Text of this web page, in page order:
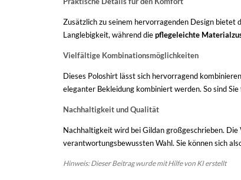
Zusätzlich zu seinem hervorragenden Design
Langlebigkeit, während diepflegeleichte
Vielfältige Kombinationsmöglichkeiten
Dieses Poloshirt lässt sich hervorragend
eleganter Bekleidung kombiniert werden. So sind
Nachhaltigkeit und Qualität
Nachhaltigkeit wird bei Gildan großgeschrieben.
verantwortungsbewussten Wahl. Sie können sich
Hinweis: Dieser Beitrag wurde mit Hilfe von KI erstellt